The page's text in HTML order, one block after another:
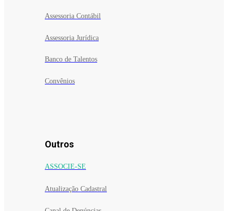
Assessoria Contábil
Assessoria Jurídica
Banco de Talentos
Convênios
Outros
ASSOCIE-SE
Atualização Cadastral